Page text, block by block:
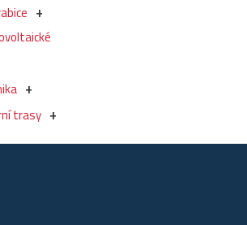
trasy